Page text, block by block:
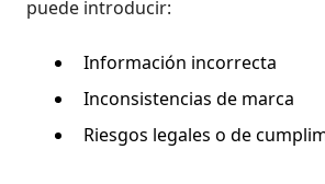
puede introducir:
Información incorrecta
Inconsistencias de marca
Riesgos legales o de